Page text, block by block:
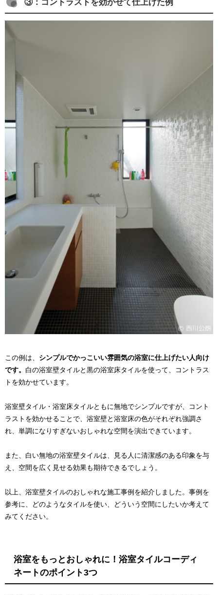
③：コントラストを効かせて仕上げた例
この例は、 シンプルでかっこいい雰囲気の浴室に仕上げたい人向け
です。 白の浴室壁タイルと黒の浴室床タイルを使って、コントラス
トを効かせています。
浴室壁タイル・浴室床タイルともに無地でシンプルですが、コント
ラストを効かせることで、浴室壁と浴室床の色がそれぞれ強調さ
れ、単調になりすぎないおしゃれな空間を演出できています。
また、白い無地の浴室壁タイルは、見る人に清潔感のある印象を与
え、空間を広く見せる効果も期待できるでしょう。
以上、浴室壁タイルのおしゃれな施工事例を紹介しました。事例を
参考に、どのようなタイルを使い、どういう空間にしたいか考えて
みてください。
浴室をもっとおしゃれに！浴室タイルコーディ
ネートのポイント3つ